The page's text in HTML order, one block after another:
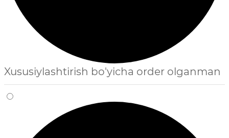
Xususiylashtirish bo'yicha order olganman